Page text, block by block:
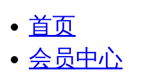
首页
会员中心